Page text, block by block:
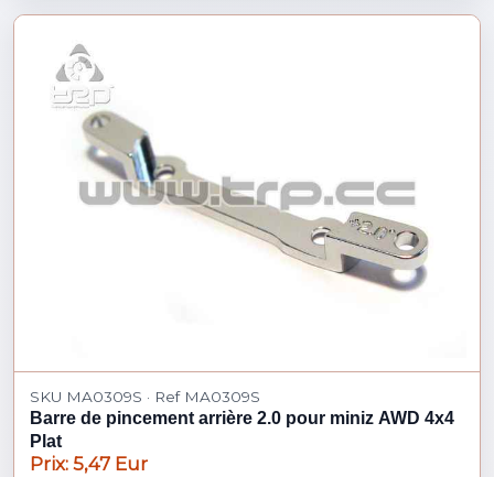
SKU MA0309S · Ref MA0309S
Barre de pincement arrière 2.0 pour miniz AWD 4x4
Plat
Prix: 5,47 Eur